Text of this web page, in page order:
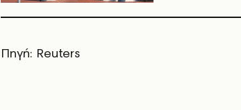
Πηγή: Reuters